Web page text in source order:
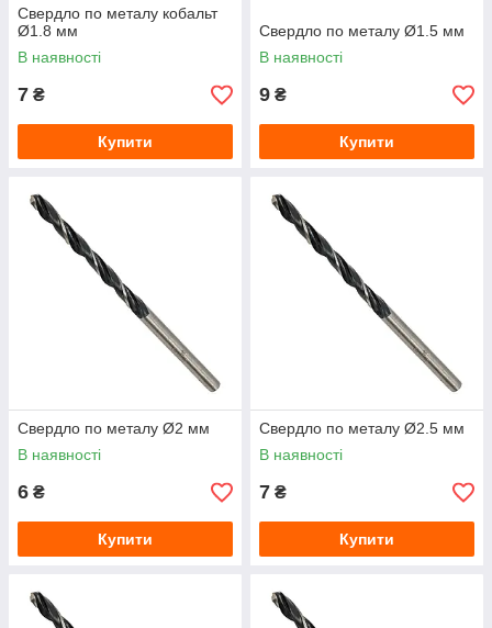
Свердло по металу кобальт
Ø1.8 мм
В наявності
7 ₴
Купити
Свердло по металу Ø1.5 мм
В наявності
9 ₴
Купити
Свердло по металу Ø2 мм
В наявності
6 ₴
Купити
Свердло по металу Ø2.5 мм
В наявності
7 ₴
Купити